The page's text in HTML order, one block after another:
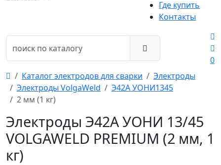
Где купить
Контакты
0
Каталог электродов для сварки
Электроды
Электроды VolgaWeld
Э42А УОНИ1345
2 мм (1 кг)
Электроды Э42А УОНИ 13/45
VOLGAWELD PREMIUM (2 мм, 1
кг)